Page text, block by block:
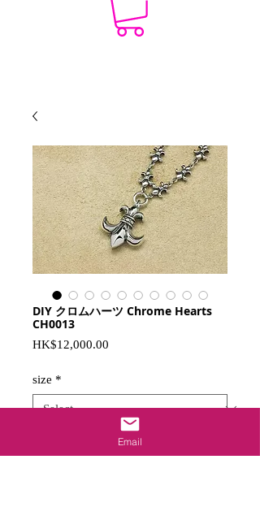
DIY クロムハーツ Chrome Hearts
CH0013
HK$12,000.00
size *
Add to Cart
Email